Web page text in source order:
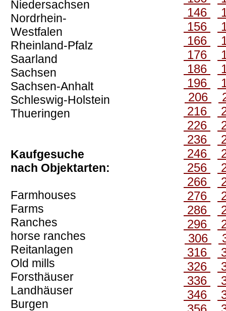
Niedersachsen
Nordrhein-
Westfalen
Rheinland-Pfalz
Saarland
Sachsen
Sachsen-Anhalt
Schleswig-Holstein
Thueringen
Kaufgesuche
nach Objektarten:
Farmhouses
Farms
Ranches
horse ranches
Reitanlagen
Old mills
Forsthäuser
Landhäuser
Burgen
146
156
166
176
186
196
206
216
226
236
246
256
266
276
286
296
306
316
326
336
346